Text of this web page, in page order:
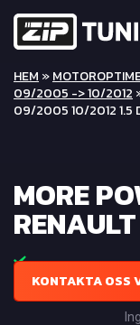
HEM »
09/2005 -> 10/2012
09/2005 10/2012 1.5
MORE
KONTAKTA OSS